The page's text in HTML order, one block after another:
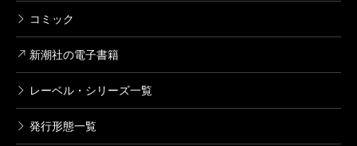
コミック
新潮社の電子書籍
レーベル・シリーズ一覧
発行形態一覧